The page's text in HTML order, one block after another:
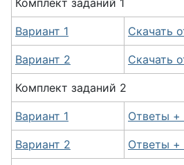
Комплект заданий 1
Вариант 1 Скачать
Вариант 2 Скачать
Комплект заданий 2
Вариант 1 Ответы +
Вариант 2 Ответы +